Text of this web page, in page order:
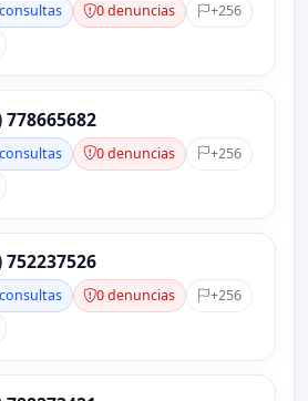
consultas 0 denuncias
+256
778665682
0 denuncias
+256
752237526
0 denuncias
+256